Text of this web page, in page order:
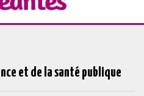
et de la santé publique